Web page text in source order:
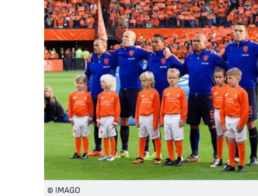
© IMAGO